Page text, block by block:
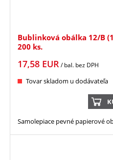
Bublinková obálka 12/B
200 ks.
17,58 EUR/ bal. bez DPH
Tovar skladom u dodávateľa
Samolepiace pevné papierové